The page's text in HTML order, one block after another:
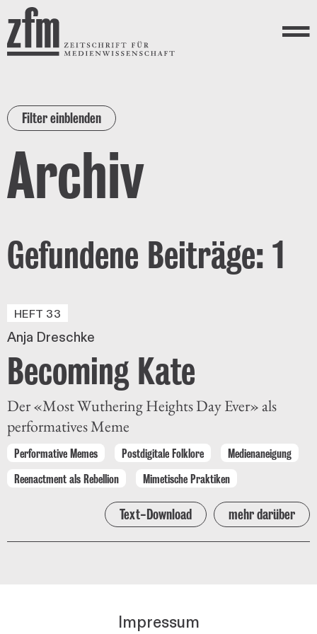
Direkt zum Inhalt
ZEITSCHRIFT FÜR
MEDIENWISSENSCHAFT
Menü
Filter einblenden
Archiv
Gefundene Beiträge: 1
HEFT 33
Anja Dreschke
Becoming Kate
Der «Most Wuthering Heights Day Ever» als
performatives Meme
Performative Memes Postdigitale Folklore
Medienaneigung
Reenactment als Rebellion
Mimetische Praktiken
Text-Download mehr darüber
Impressum